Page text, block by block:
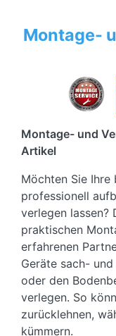
Montage-
Montage- und
Artikel
Möchten Sie
professionell
verlegen lassen?
praktischen
erfahrenen
Geräte sach-
oder den
verlegen. So
zurücklehnen,
kümmern.